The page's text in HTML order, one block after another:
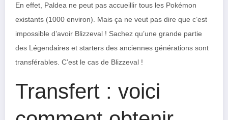
En effet, Paldea ne peut pas accueillir tous les Pokémon
existants (1000 environ). Mais ça ne veut pas dire que c’est
impossible d’avoir Blizzeval ! Sachez qu’une grande partie
des Légendaires et starters des anciennes générations sont
transférables. C’est le cas de Blizzeval !
Transfert : voici